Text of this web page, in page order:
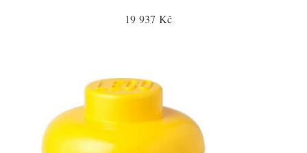
19 937 Kč